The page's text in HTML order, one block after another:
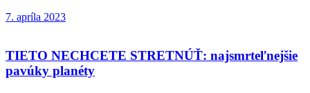
7. apríla 2023
TIETO NECHCETE STRETNÚŤ: najsmrteľnejšie
pavúky planéty